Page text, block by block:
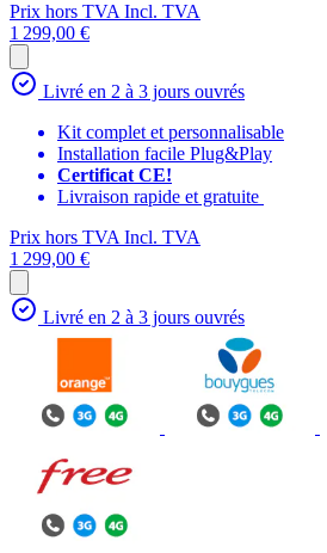
Prix hors TVAIncl. TVA
1 299,00 €
Livré en 2 à 3 jours ouvrés
Kit complet et personnalisable
Installation facile Plug&Play
Certificat CE!
Livraison rapide et gratuite
Prix hors TVAIncl. TVA
1 299,00 €
Livré en 2 à 3 jours ouvrés